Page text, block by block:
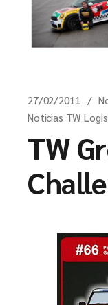
27/02/2011
Noticias TW
TW